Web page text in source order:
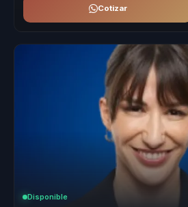
Cotizar
Disponible